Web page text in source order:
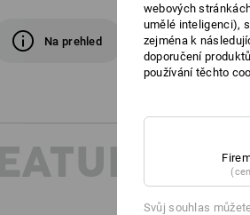
Na prehled
webových
umělé inteligenci),
zejména k
doporučení
používání těchto
Svůj souhlas